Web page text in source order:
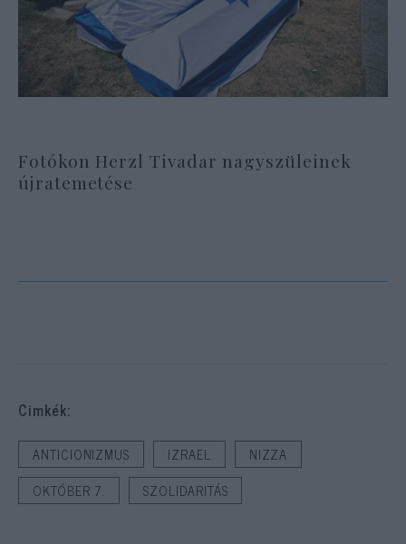
Fotókon Herzl Tivadar nagyszüleinek
újratemetése
Cimkék:
ANTICIONIZMUS IZRAEL
NIZZA
OKTÓBER 7.
SZOLIDARITÁS